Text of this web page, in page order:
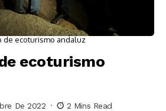
de ecoturismo andaluz
ecoturismo
De 2022
2 Mins Read